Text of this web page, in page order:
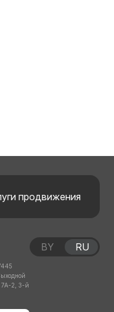
продвижения
7А-2, 3-й
BY RU